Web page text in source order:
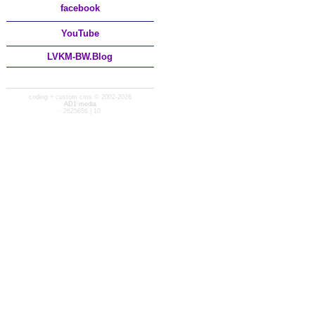
facebook
YouTube
LVKM-BW.Blog
coding + custom cms © 2002-2026
AD1 media
· 2625656 | 10